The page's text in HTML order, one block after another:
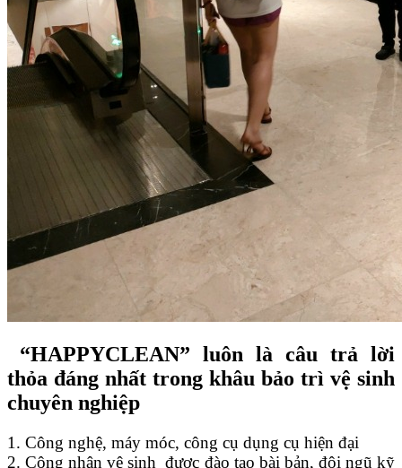
“HAPPYCLEAN” luôn là câu trả lời
thỏa đáng nhất trong khâu bảo trì vệ sinh
chuyên nghiệp
1. Công nghệ, máy móc, công cụ dụng cụ hiện đại
2. Công nhân vệ sinh được đào tạo bài bản, đội ngũ kỹ